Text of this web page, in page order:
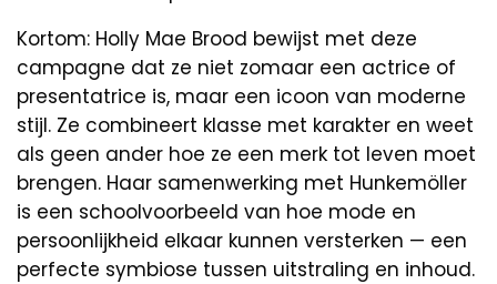
Kortom: Holly Mae Brood bewijst met deze
campagne dat ze niet zomaar een actrice of
presentatrice is, maar een icoon van moderne
stijl. Ze combineert klasse met karakter en weet
als geen ander hoe ze een merk tot leven moet
brengen. Haar samenwerking met Hunkemöller
is een schoolvoorbeeld van hoe mode en
persoonlijkheid elkaar kunnen versterken — een
perfecte symbiose tussen uitstraling en inhoud.